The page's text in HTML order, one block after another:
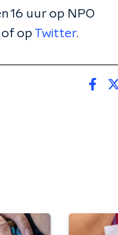
16 uur op NPO
op Twitter.